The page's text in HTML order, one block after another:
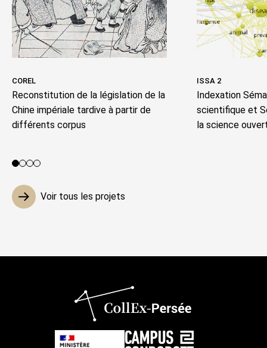
Voir tous les projets
COREL
Reconstitution de la législation de la
Chine impériale tardive à partir de
différents corpus
ISSA 2
Indexation
scientifique et
la science
Voir le projet 1
Voir le projet 2
Voir le projet 3
Voir le projet 4